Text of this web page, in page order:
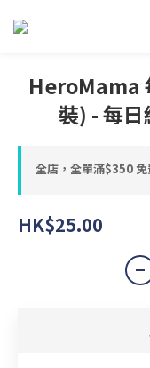
HeroMama
裝) - 每
全店，全單滿$350 免
HK$25.00